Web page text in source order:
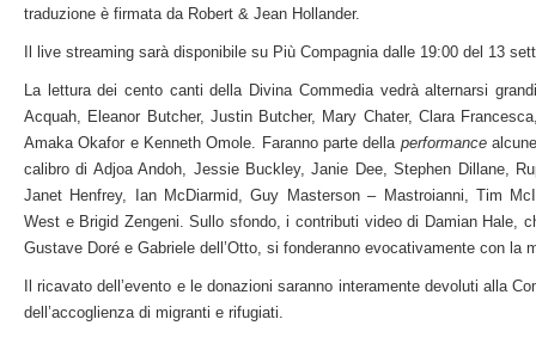
traduzione è firmata da Robert & Jean Hollander.
Il live streaming sarà disponibile su Più Compagnia dalle 19:00 del 13
La lettura dei cento canti della Divina Commedia vedrà alternarsi
Acquah, Eleanor Butcher, Justin Butcher, Mary Chater, Clara
Amaka Okafor e Kenneth Omole. Faranno parte della performance
calibro di Adjoa Andoh, Jessie Buckley, Janie Dee, Stephen Dillane,
Janet Henfrey, Ian McDiarmid, Guy Masterson – Mastroianni, Tim
West e Brigid Zengeni. Sullo sfondo, i contributi video di Damian Hale,
Gustave Doré e Gabriele dell’Otto, si fonderanno evocativamente con la
Il ricavato dell’evento e le donazioni saranno interamente devoluti alla
dell’accoglienza di migranti e rifugiati.